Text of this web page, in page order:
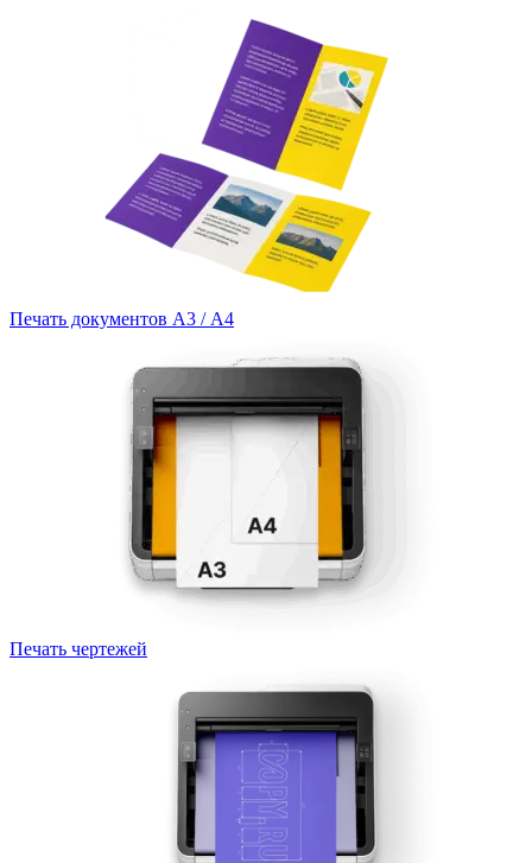
Печать документов А3 / А4
Печать чертежей